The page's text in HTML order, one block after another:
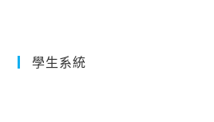
學生系統